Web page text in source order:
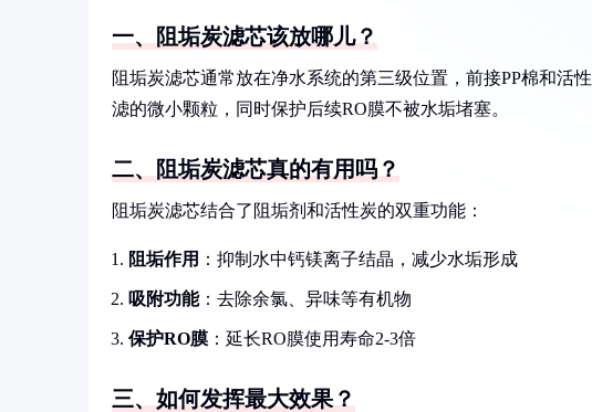
一、阻垢炭滤芯该放哪儿？
阻垢炭滤芯通常放在净水系统的第三级位置，前接PP棉和活
滤的微小颗粒，同时保护后续RO膜不被水垢堵塞。
二、阻垢炭滤芯真的有用吗？
阻垢炭滤芯结合了阻垢剂和活性炭的双重功能：
阻垢作用 ：抑制水中钙镁离子结晶，减少水垢形成
吸附功能：去除余氯、异味等有机物
保护RO膜 ：延长RO膜使用寿命2-3倍
三、如何发挥最大效果？